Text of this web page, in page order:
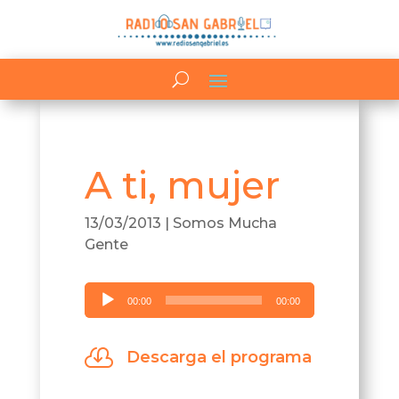
A ti, mujer
13/03/2013 | Somos Mucha
Gente
Reproductor
de
00:00 00:00
 Descarga el programa